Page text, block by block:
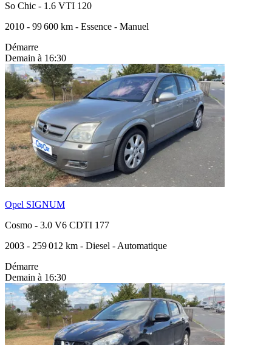
So Chic - 1.6 VTI 120
2010 - 99 600 km - Essence - Manuel
Démarre
Demain à 16:30
Opel SIGNUM
Cosmo - 3.0 V6 CDTI 177
2003 - 259 012 km - Diesel - Automatique
Démarre
Demain à 16:30